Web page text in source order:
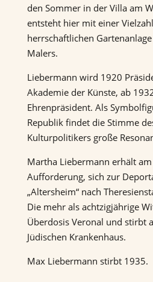
den Sommer in der Villa am
entsteht hier mit einer
herrschaftlichen
Malers.
Liebermann wird 1920
Akademie der Künste, ab
Ehrenpräsident. Als
Republik findet die Stimme
Kulturpolitikers große
Martha Liebermann erhält
Aufforderung, sich zur
„Altersheim“ nach
Die mehr als achtzigjährige
Überdosis Veronal und stirbt
Jüdischen Krankenhaus.
Max Liebermann stirbt 1935.